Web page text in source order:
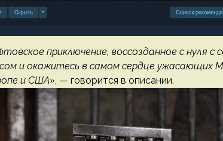
приключение, воссозданное с нуля с
и окажитесь в самом сердце ужасающих
и США», — говорится в описании.